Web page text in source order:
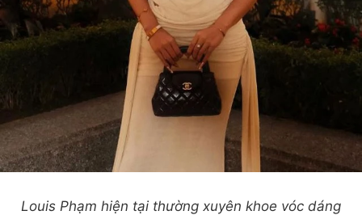
Louis Phạm hiện tại thường xuyên khoe vóc dáng